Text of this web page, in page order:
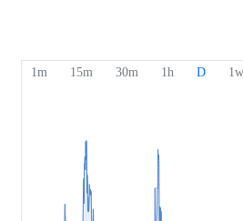
Bezpieczeństwo środków klientów